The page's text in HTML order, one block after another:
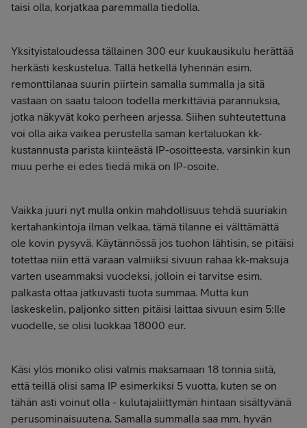
taisi olla, korjatkaa paremmalla tiedolla.
Yksityistaloudessa tällainen 300 eur kuukausikulu herättää
herkästi keskustelua. Tällä hetkellä lyhennän esim.
remonttilanaa suurin piirtein samalla summalla ja sitä
vastaan on saatu taloon todella merkittäviä parannuksia,
jotka näkyvät koko perheen arjessa. Siihen suhteutettuna
voi olla aika vaikea perustella saman kertaluokan kk-
kustannusta parista kiinteästä IP-osoitteesta, varsinkin kun
muu perhe ei edes tiedä mikä on IP-osoite.
Vaikka juuri nyt mulla onkin mahdollisuus tehdä suuriakin
kertahankintoja ilman velkaa, tämä tilanne ei välttämättä
ole kovin pysyvä. Käytännössä jos tuohon lähtisin, se pitäisi
totettaa niin että varaan valmiiksi sivuun rahaa kk-maksuja
varten useammaksi vuodeksi, jolloin ei tarvitse esim.
palkasta ottaa jatkuvasti tuota summaa. Mutta kun
laskeskelin, paljonko sitten pitäisi laittaa sivuun esim 5:lle
vuodelle, se olisi luokkaa 18000 eur.
Käsi ylös moniko olisi valmis maksamaan 18 tonnia siitä,
että teillä olisi sama IP esimerkiksi 5 vuotta, kuten se on
tähän asti voinut olla - kulutajaliittymän hintaan sisältyvänä
perusominaisuutena. Samalla summalla saa mm. hyvän